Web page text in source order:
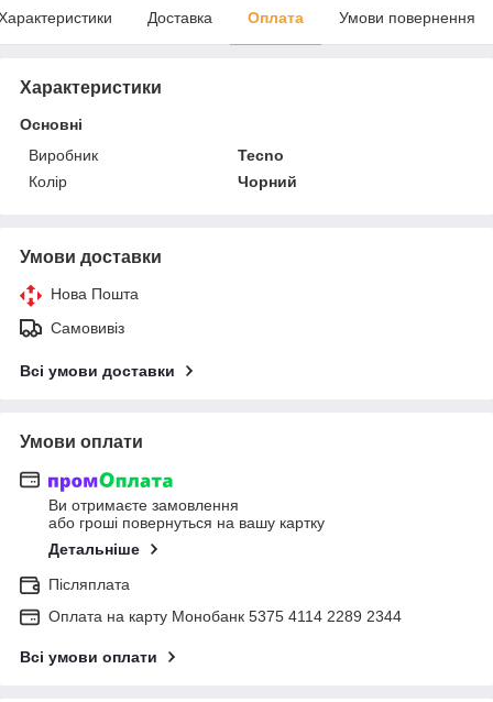
Доставка Оплата Умови повернення
Характеристики
Основні
Виробник
Tecno
Колір
Чорний
Умови доставки
Нова Пошта
Самовивіз
Всі умови доставки
Умови оплати
Ви отримаєте замовлення
або гроші повернуться на вашу картку
Детальніше
Післяплата
Оплата на карту Монобанк 5375 4114 2289 2344
Всі умови оплати